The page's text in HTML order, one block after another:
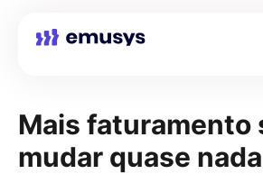
Mais faturamento
mudar quase nada